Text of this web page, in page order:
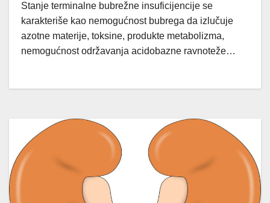
Stanje terminalne bubrežne insuficijencije se
karakteriše kao nemogućnost bubrega da izlučuje
azotne materije, toksine, produkte metabolizma,
nemogućnost održavanja acidobazne ravnoteže…